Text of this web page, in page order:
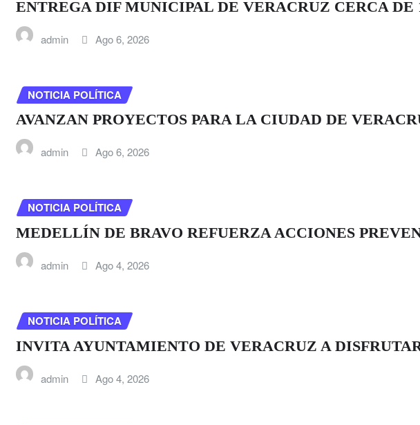
ENTREGA DIF MUNICIPAL DE VERACRUZ CERCA
admin Ago 6, 2026
NOTICIA POLÍTICA
AVANZAN PROYECTOS PARA LA CIUDAD DE
admin Ago 6, 2026
NOTICIA POLÍTICA
MEDELLÍN DE BRAVO REFUERZA ACCIONES
admin Ago 4, 2026
NOTICIA POLÍTICA
INVITA AYUNTAMIENTO DE VERACRUZ A
admin Ago 4, 2026